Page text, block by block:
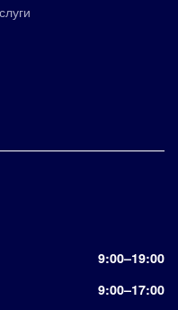
9:00–19:00
9:00–17:00